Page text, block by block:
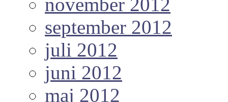
september 2012
juli 2012
juni 2012
maj 2012